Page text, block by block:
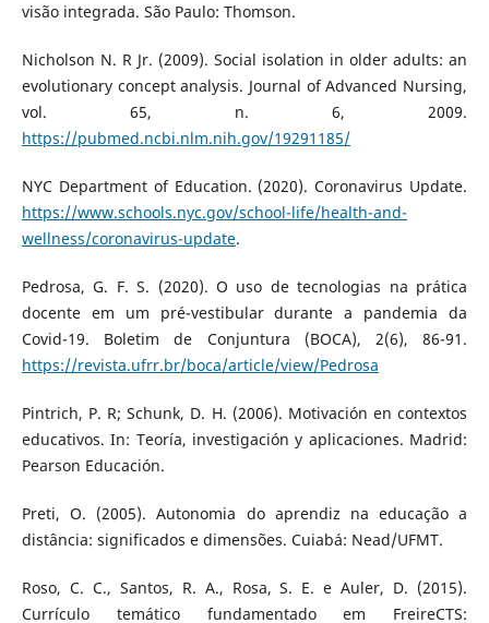
visão integrada. São Paulo: Thomson.
Nicholson N. R Jr. (2009). Social isolation in older adults: an
evolutionary concept analysis. Journal of Advanced Nursing,
vol. 65, n. 6, 2009.
https://pubmed.ncbi.nlm.nih.gov/19291185/
NYC Department of Education. (2020). Coronavirus Update.
https://www.schools.nyc.gov/school-life/health-and-
wellness/coronavirus-update.
Pedrosa, G. F. S. (2020). O uso de tecnologias na prática
docente em um pré-vestibular durante a pandemia da
Covid-19. Boletim de Conjuntura (BOCA), 2(6), 86-91.
https://revista.ufrr.br/boca/article/view/Pedrosa
Pintrich, P. R; Schunk, D. H. (2006). Motivación en contextos
educativos. In: Teoría, investigación y aplicaciones. Madrid:
Pearson Educación.
Preti, O. (2005). Autonomia do aprendiz na educação a
distância: significados e dimensões. Cuiabá: Nead/UFMT.
Roso, C. C., Santos, R. A., Rosa, S. E. e Auler, D. (2015).
Currículo temático fundamentado em FreireCTS: